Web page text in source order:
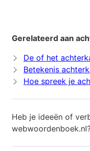
Gerelateerd aan
De of het
Betekenis
Hoe spreek je
Heb je ideeën of